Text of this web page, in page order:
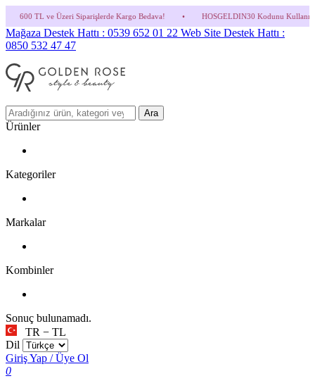
Siparişlerde Kargo Bedava! • HOSGELDIN30 Kodunu Kullanmayı Unutma!
Mağaza Destek Hattı : 0539 652 01 22 Web Site Destek Hattı :
0850 532 47 47
Ara
Ürünler
Kategoriler
Markalar
Kombinler
Sonuç bulunamadı.
TR − TL
Dil
Giriş Yap / Üye Ol
0